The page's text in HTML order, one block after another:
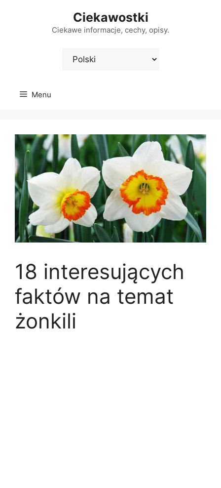
Ciekawostki
Ciekawe informacje, cechy, opisy.
Wybierz
język
Menu
18 interesujących
faktów na temat
żonkili